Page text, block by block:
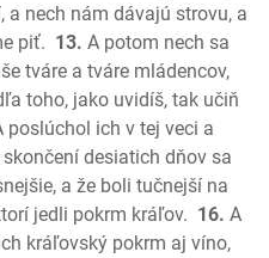
nech nám dávajú strovu, a
piť. 13. A potom nech sa
tváre a tváre mládencov,
toho, jako uvidíš, tak učiň
poslúchol ich v tej veci a
skončení desiatich dňov sa
a že boli tučnejší na
jedli pokrm kráľov. 16. A
kráľovský pokrm aj víno,